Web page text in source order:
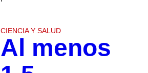
CIENCIA Y SALUD
Al menos